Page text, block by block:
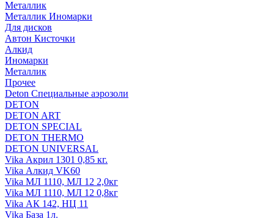
Металлик
Металлик Иномарки
Для дисков
Автон Кисточки
Алкид
Иномарки
Металлик
Прочее
Deton Специальные аэрозоли
DETON
DETON ART
DETON SPECIAL
DETON THERMO
DETON UNIVERSAL
Vika Акрил 1301 0,85 кг.
Vika Алкид VK60
Vika МЛ 1110, МЛ 12 2,0кг
Vika МЛ 1110, МЛ 12 0,8кг
Vika АК 142, НЦ 11
Vika База 1л.